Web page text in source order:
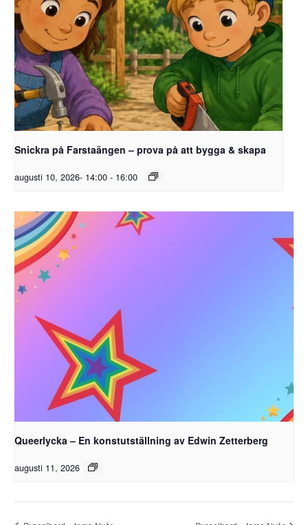
Snickra på Farstaängen – prova på att bygga & skapa
augusti 10, 2026- 14:00 - 16:00
Queerlycka – En konstutställning av Edwin Zetterberg
augusti 11, 2026